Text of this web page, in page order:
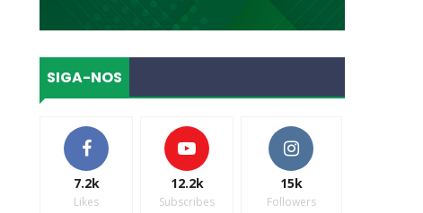
SIGA-NOS
7.2k
Likes
12.2k
Subscribes
15k
Followers